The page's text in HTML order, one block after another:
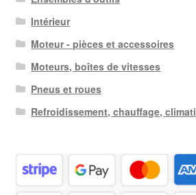
Intérieur
Moteur - pièces et accessoires
Moteurs, boîtes de vitesses
Pneus et roues
Refroidissement, chauffage,